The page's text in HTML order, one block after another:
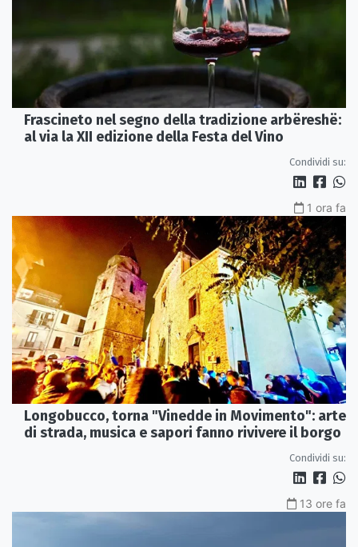
Frascineto nel segno della tradizione arbëreshë:
al via la XII edizione della Festa del Vino
Condividi su:
1 ora fa
Longobucco, torna "Vinedde in Movimento": arte
di strada, musica e sapori fanno rivivere il borgo
Condividi su:
13 ore fa